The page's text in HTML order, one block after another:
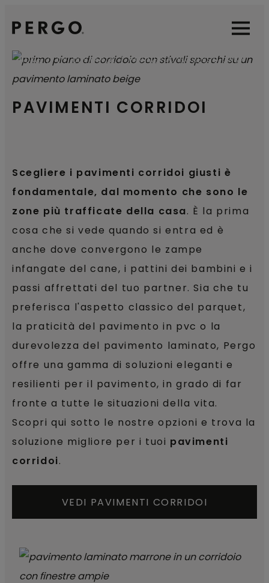
OpenOpen
PAVIMENTI CORRIDOI
HOME TIPI DI STANZA PAVIMENTO INGRESSO CASA
Scegliere i pavimenti corridoi giusti è
fondamentale, dal momento che sono le
zone più trafficate della casa. È la prima
cosa che si vede quando si entra ed è
anche dove convergono le zampe
infangate del cane, i pattini dei bambini e i
passi affrettati del tuo partner. Sia che tu
preferisca l'aspetto classico del parquet,
la praticità del pavimento in pvc o la
durevolezza del pavimento laminato, Pergo
offre una gamma di soluzioni eleganti e
resilienti per il pavimento, in grado di far
fronte a tutte le situazioni della vita.
Scopri qui sotto le nostre opzioni e trova la
soluzione migliore per i tuoi pavimenti
corridoi.
VEDI PAVIMENTI CORRIDOI